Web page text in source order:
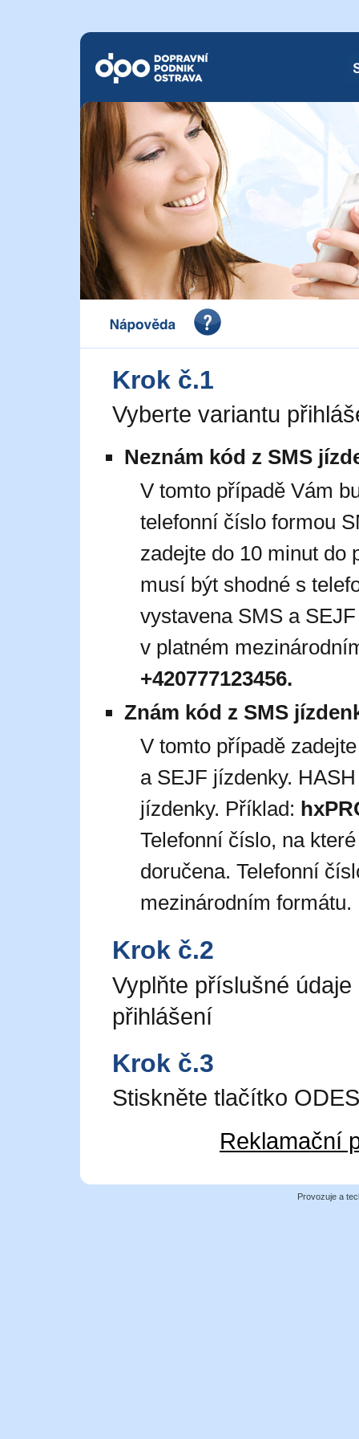
Dopravní podnik Ostrava a.s.
Portál pro vystavení dokladu o zaplacení Dopravního
a.s.
Nápověda
Krok č.1
Vyberte variantu
Neznám kód z SMS
V tomto případě Vám
telefonní číslo formou
zadejte do 10 minut do
musí být shodné s
vystavena SMS a
v platném
+420777123456.
Znám kód z SMS
V tomto případě
a SEJF jízdenky.
jízdenky. Příklad:
Telefonní číslo, na
doručena. Telefonní
mezinárodním
Krok č.2
Vyplňte příslušné
přihlášení
Krok č.3
Stiskněte tlačítko
Reklamační
Provozuje a